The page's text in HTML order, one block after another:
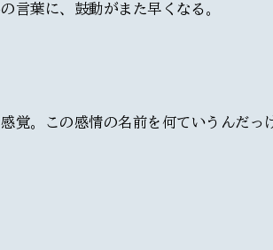
言葉に、鼓動がまた早くなる。
覚。この感情の名前を何ていうんだっ